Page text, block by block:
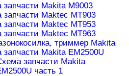
Makita M9003
Maktec MT903
Maktec MT953
Maktec MT963
триммер Makita
Makita EM2500U
запчасти Makita
часть 1